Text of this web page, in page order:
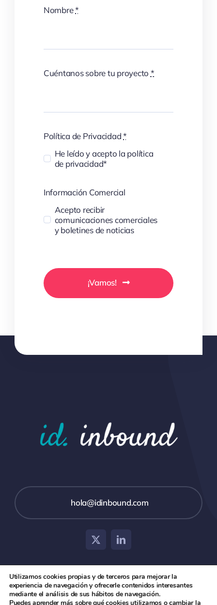
Nombre*
Cuéntanos sobre tu proyecto *
Política de Privacidad*
He leído y acepto la política
de privacidad*
Información Comercial
Acepto recibir
comunicaciones comerciales
y boletines de noticias
¡Vamos!
hola@idinbound.com
© 2026 id inbound •Aviso Legal•Política de Privacidad
y Cookies
Utilizamos cookies propias y de terceros para mejorar la
experiencia de navegación y ofrecerle contenidos interesantes
mediante el análisis de sus hábitos de navegación.
Puedes aprender más sobre qué cookies utilizamos o cambiar la